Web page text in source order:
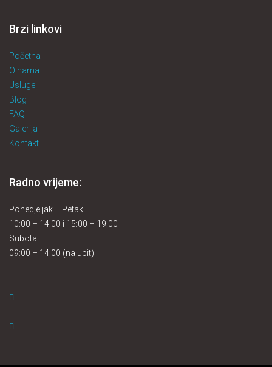
Brzi linkovi
Početna
O nama
Usluge
Blog
FAQ
Galerija
Kontakt
Radno vrijeme:
Ponedjeljak – Petak
10:00 – 14:00 i 15:00 – 19:00
Subota
09:00 – 14:00 (na upit)